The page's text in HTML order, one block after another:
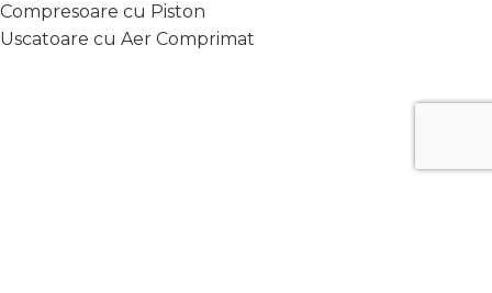
Compresoare cu Piston
Uscatoare cu Aer Comprimat